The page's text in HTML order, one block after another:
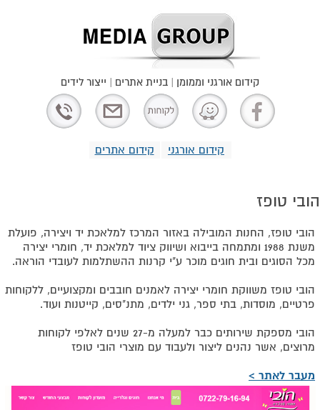
קידום אורגני קידום אתרים
קידום אורגני וממומן | בניית אתרים | ייצור לידים
הובי טופז
הובי טופז, החנות המובילה באזור המרכז למלאכת יד ויצירה, פועלת
משנת 1988 ומתמחה בייבוא ושיווק ציוד למלאכת יד, חומרי יצירה
מכל הסוגים ובית חוגים מוכר ע"י קרנות ההשתלמות לעובדי הוראה.
הובי טופז משווקת חומרי יצירה לאמנים חובבים ומקצועיים, ללקוחות
פרטיים, מוסדות, בתי ספר, גני ילדים, מתנ"סים, קייטנות ועוד.
הובי מספקת שירותים כבר למעלה מ-27 שנים לאלפי לקוחות
מרוצים, אשר נהנים ליצור ולעבוד עם מוצרי הובי טופז
מעבר לאתר >